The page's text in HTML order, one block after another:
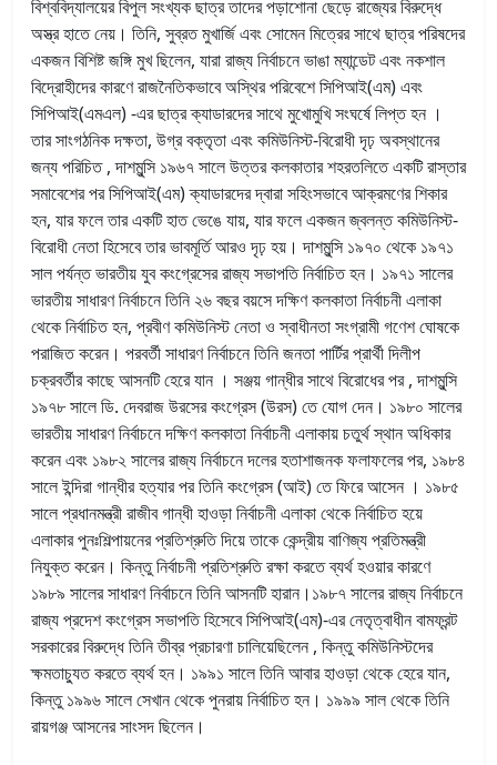
বিশ্ববিদ্যালয়ের বিপুল সংখ্যক ছাত্র তাদের পড়াশোনা ছেড়ে রাজ্যের বিরুদ্ধে
অস্ত্র হাতে নেয়। তিনি, সুব্রত মুখার্জি এবং সোমেন মিত্রের সাথে ছাত্র পরিষদের
একজন বিশিষ্ট জঙ্গি মুখ ছিলেন, যারা রাজ্য নির্বাচনে ভাঙা ম্যান্ডেট এবং নকশাল
বিদ্রোহীদের কারণে রাজনৈতিকভাবে অস্থির পরিবেশে সিপিআই(এম) এবং
সিপিআই(এমএল) -এর ছাত্র ক্যাডারদের সাথে মুখোমুখি সংঘর্ষে লিপ্ত হন ।
তার সাংগঠনিক দক্ষতা, উগ্র বক্তৃতা এবং কমিউনিস্ট-বিরোধী দৃঢ় অবস্থানের
জন্য পরিচিত , দাশমুন্সি ১৯৬৭ সালে উত্তর কলকাতার শহরতলিতে একটি রাস্তার
সমাবেশের পর সিপিআই(এম) ক্যাডারদের দ্বারা সহিংসভাবে আক্রমণের শিকার
হন, যার ফলে তার একটি হাত ভেঙে যায়, যার ফলে একজন জ্বলন্ত কমিউনিস্ট-
বিরোধী নেতা হিসেবে তার ভাবমূর্তি আরও দৃঢ় হয়। দাশমুন্সি ১৯৭০ থেকে ১৯৭১
সাল পর্যন্ত ভারতীয় যুব কংগ্রেসের রাজ্য সভাপতি নির্বাচিত হন। ১৯৭১ সালের
ভারতীয় সাধারণ নির্বাচনে তিনি ২৬ বছর বয়সে দক্ষিণ কলকাতা নির্বাচনী এলাকা
থেকে নির্বাচিত হন, প্রবীণ কমিউনিস্ট নেতা ও স্বাধীনতা সংগ্রামী গণেশ ঘোষকে
পরাজিত করেন। পরবর্তী সাধারণ নির্বাচনে তিনি জনতা পার্টির প্রার্থী দিলীপ
চক্রবর্তীর কাছে আসনটি হেরে যান । সঞ্জয় গান্ধীর সাথে বিরোধের পর , দাশমুন্সি
১৯৭৮ সালে ডি. দেবরাজ উরসের কংগ্রেস (উরস) তে যোগ দেন। ১৯৮০ সালের
ভারতীয় সাধারণ নির্বাচনে দক্ষিণ কলকাতা নির্বাচনী এলাকায় চতুর্থ স্থান অধিকার
করেন এবং ১৯৮২ সালের রাজ্য নির্বাচনে দলের হতাশাজনক ফলাফলের পর, ১৯৮৪
সালে ইন্দিরা গান্ধীর হত্যার পর তিনি কংগ্রেস (আই) তে ফিরে আসেন । ১৯৮৫
সালে প্রধানমন্ত্রী রাজীব গান্ধী হাওড়া নির্বাচনী এলাকা থেকে নির্বাচিত হয়ে
এলাকার পুনঃশিল্পায়নের প্রতিশ্রুতি দিয়ে তাকে কেন্দ্রীয় বাণিজ্য প্রতিমন্ত্রী
নিযুক্ত করেন। কিন্তু নির্বাচনী প্রতিশ্রুতি রক্ষা করতে ব্যর্থ হওয়ার কারণে
১৯৮৯ সালের সাধারণ নির্বাচনে তিনি আসনটি হারান।১৯৮৭ সালের রাজ্য নির্বাচনে
রাজ্য প্রদেশ কংগ্রেস সভাপতি হিসেবে সিপিআই(এম)-এর নেতৃত্বাধীন বামফ্রন্ট
সরকারের বিরুদ্ধে তিনি তীব্র প্রচারণা চালিয়েছিলেন , কিন্তু কমিউনিস্টদের
ক্ষমতাচ্যুত করতে ব্যর্থ হন। ১৯৯১ সালে তিনি আবার হাওড়া থেকে হেরে যান,
কিন্তু ১৯৯৬ সালে সেখান থেকে পুনরায় নির্বাচিত হন। ১৯৯৯ সাল থেকে তিনি
রায়গঞ্জ আসনের সাংসদ ছিলেন।